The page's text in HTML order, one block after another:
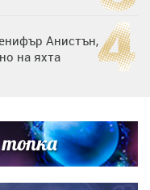
Анистън,
на яхта
сватба, Стоичков и